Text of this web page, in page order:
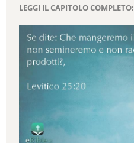
LEGGI IL CAPITOLO COMPLETO: